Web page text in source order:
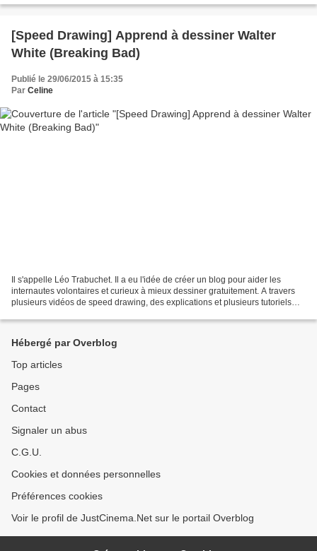
[Speed Drawing] Apprend à dessiner Walter
White (Breaking Bad)
Publié le 29/06/2015 à 15:35
Par Celine
Il s'appelle Léo Trabuchet. Il a eu l'idée de créer un blog pour aider les
internautes volontaires et curieux à mieux dessiner gratuitement. A travers
plusieurs vidéos de speed drawing, des explications et plusieurs tutoriels
Hébergé par Overblog
Top articles
Pages
Contact
Signaler un abus
C.G.U.
Cookies et données personnelles
Préférences cookies
Voir le profil de JustCinema.Net sur le portail Overblog